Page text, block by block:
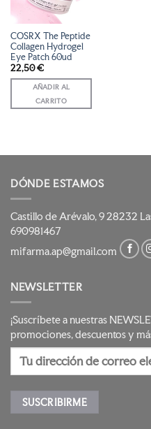
DESEOS
COSRX The Peptide
Collagen Hydrogel
Eye Patch 60ud
22,50€
AÑADIR AL
CARRITO
DÓNDE ESTAMOS
Castillo de Arévalo, 9 28232
690981467
mifarma.ap@gmail.com
NEWSLETTER
¡Suscríbete a nuestras
promociones, descuentos y